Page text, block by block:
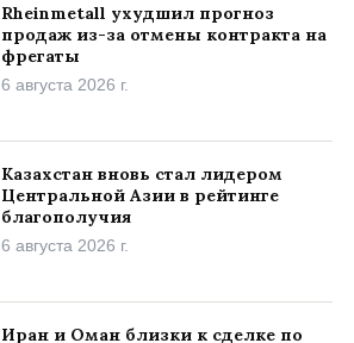
Rheinmetall ухудшил прогноз
продаж из-за отмены контракта на
фрегаты
6 августа 2026 г.
Казахстан вновь стал лидером
Центральной Азии в рейтинге
благополучия
6 августа 2026 г.
Иран и Оман близки к сделке по